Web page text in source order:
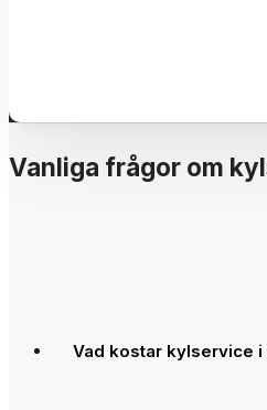
Vanliga frågor om
Vad kostar kylservice i